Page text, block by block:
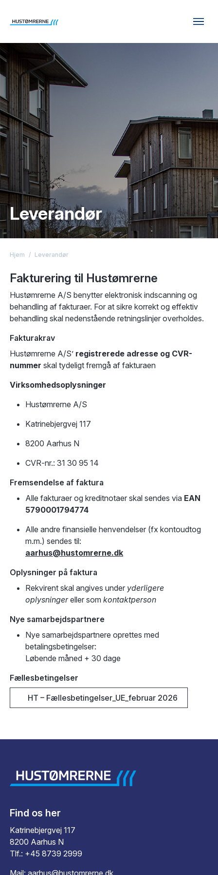
Leverandør
Hjem / Leverandør
Fakturering til Hustømrerne
Hustømrerne A/S benytter elektronisk indscanning og
behandling af fakturaer. For at sikre korrekt og effektiv
behandling skal nedenstående retningslinjer overholdes.
Fakturakrav
Hustømrerne A/S’ registrerede adresse og CVR-
nummer skal tydeligt fremgå af fakturaen
Virksomhedsoplysninger
Hustømrerne A/S
Katrinebjergvej 117
8200 Aarhus N
CVR-nr.: 31 30 95 14
Fremsendelse af faktura
Alle fakturaer og kreditnotaer skal sendes via EAN
5790001794774
Alle andre finansielle henvendelser (fx kontoudtog
m.m.) sendes til:
aarhus@hustomrerne.dk
Oplysninger på faktura
Rekvirent skal angives under yderligere
oplysningereller som kontaktperson
Nye samarbejdspartnere
Nye samarbejdspartnere oprettes med
betalingsbetingelser:
Løbende måned + 30 dage
Fællesbetingelser
HT – Fællesbetingelser_UE_februar 2026
Find os her
Katrinebjergvej 117
8200 Aarhus N
Tlf.: +45 8739 2999
Mail: aarhus@hustomrerne.dk